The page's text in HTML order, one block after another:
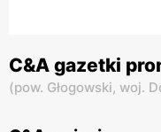
C&A gazetki
(pow. Głogowski, woj.